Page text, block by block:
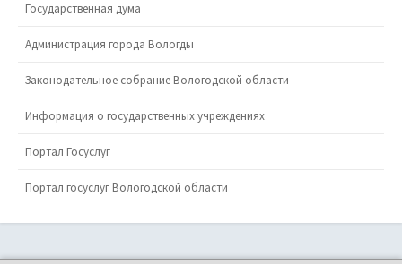
Государственная дума
Администрация города Вологды
Законодательное собрание Вологодской области
Информация о государственных учреждениях
Портал Госуслуг
Портал госуслуг Вологодской области